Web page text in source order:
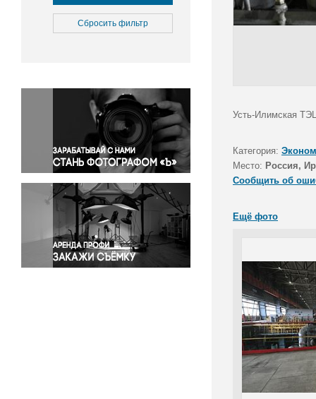
Культура
Медицина
Окружающая среда
Политика
Правосудие
Происшествия и конфликты
Религия
Светская жизнь
Спорт
Экология
Экономика и бизнес
Сбросить фильтр
Усть-Илимская
Категория:
Место: Россия,
Сообщить об
Ещё фото